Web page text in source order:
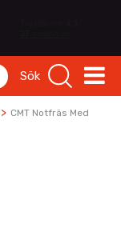
Sök
> CMT Notfräs Med